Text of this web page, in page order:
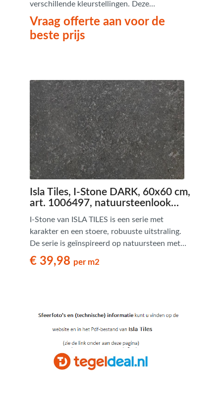
verschillende kleurstellingen. Deze
natuursteenlook tegels hebben een
verouderde uitstraling en zijn van bijzonder
goede kwaliteit. Tevens zijn deze
Vraag offerte aan voor de
beste prijs
Isla Tiles, I-Stone DARK, 60x60 cm,
art. 1006497, natuursteenlook
tegels - € 39,98 per m2
I-Stone van ISLA TILES is een serie met
karakter en een stoere, robuuste uitstraling.
De serie is geïnspireerd op natuursteen met
zijn opvallende textuur en natuurlijke nuances
in tinten. Dankzij het gebruik van digitale
uitstraling, geschikt voor ieder hedendaags
interieur.
€ 39,98 per m2